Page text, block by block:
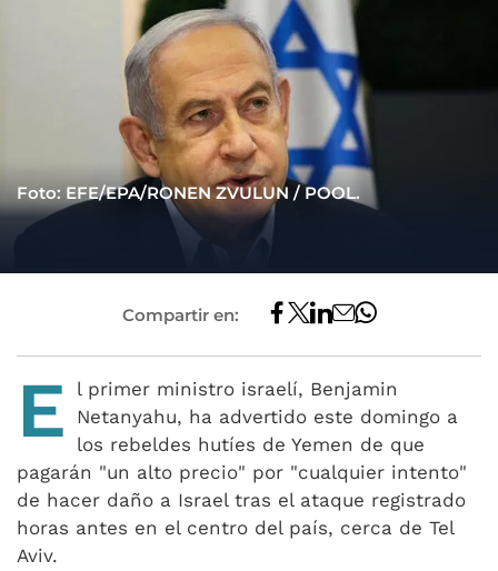
Foto: EFE/EPA/RONEN ZVULUN / POOL.
Compartir en:
E
l primer ministro israelí, Benjamin
Netanyahu, ha advertido este domingo a
los rebeldes hutíes de Yemen de que
pagarán "un alto precio" por "cualquier intento"
de hacer daño a Israel tras el ataque registrado
horas antes en el centro del país, cerca de Tel
Aviv.